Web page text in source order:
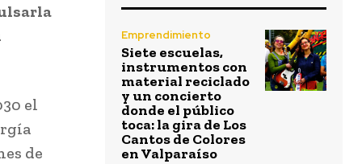
el
de
Emprendimiento
Siete escuelas,
instrumentos con
material reciclado
y un concierto
donde el público
toca: la gira de Los
Cantos de Colores
en Valparaíso